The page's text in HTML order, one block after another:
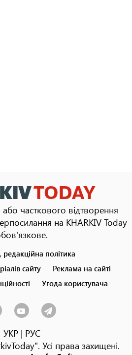
часткового відтворення
на KHARKIV Today
редакційна політика
сайту
Реклама на сайті
Угода користувача
УКР| РУС
Усі права захищені.